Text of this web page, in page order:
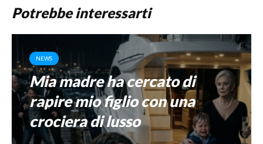
Potrebbe interessarti
NEWS
Mia madre ha cercato di
rapire mio figlio con una
crociera di lusso